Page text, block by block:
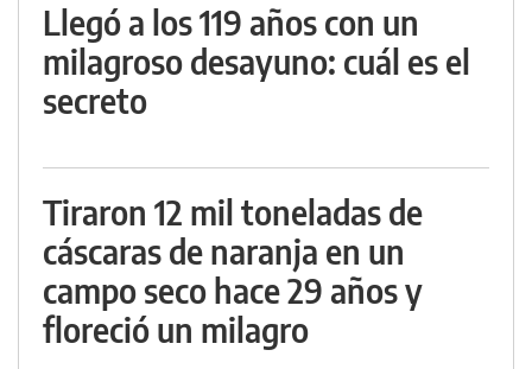
Llegó a los 119 años con un
milagroso desayuno: cuál es el
secreto
Tiraron 12 mil toneladas de
cáscaras de naranja en un
campo seco hace 29 años y
floreció un milagro